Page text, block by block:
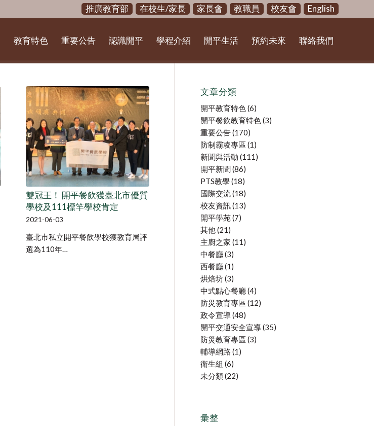
推廣教育部 在校生/家長 家長會 教職員 校友會 English
教育特色 重要公告 認識開平 學程介紹 開平生活 預約未來 聯絡我們
雙冠王！ 開平餐飲獲臺北市優質
學校及111標竿學校肯定
2021-06-03
臺北市私立開平餐飲學校獲教育局評
選為110年…
文章分類
開平教育特色(6)
開平餐飲教育特色(3)
重要公告(170)
防制霸凌專區 (1)
新聞與活動 (111)
開平新聞(86)
PTS教學(18)
國際交流(18)
校友資訊(13)
開平學苑(7)
其他(21)
主廚之家 (11)
中餐廳(3)
西餐廳(1)
烘焙坊(3)
中式點心餐廳(4)
防災教育專區 (12)
政令宣導(48)
開平交通安全宣導(35)
防災教育專區 (3)
輔導網路 (1)
衛生組 (6)
未分類(22)
彙整